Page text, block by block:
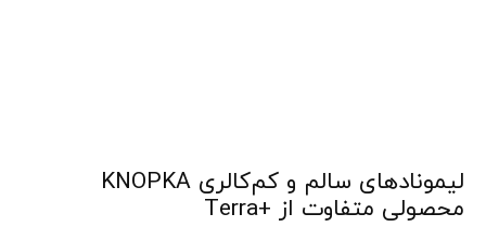
لیمونادهای سالم و کم‌کالری KNOPKA
محصولی متفاوت از +Terra